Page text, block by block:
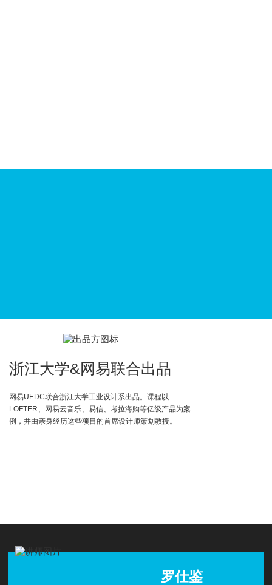
浙江大学&网易联合出品
网易UEDC联合浙江大学工业设计系出品。课程以
LOFTER、网易云音乐、易信、考拉海购等亿级产品为案
例，并由亲身经历这些项目的首席设计师策划教授。
罗仕鉴